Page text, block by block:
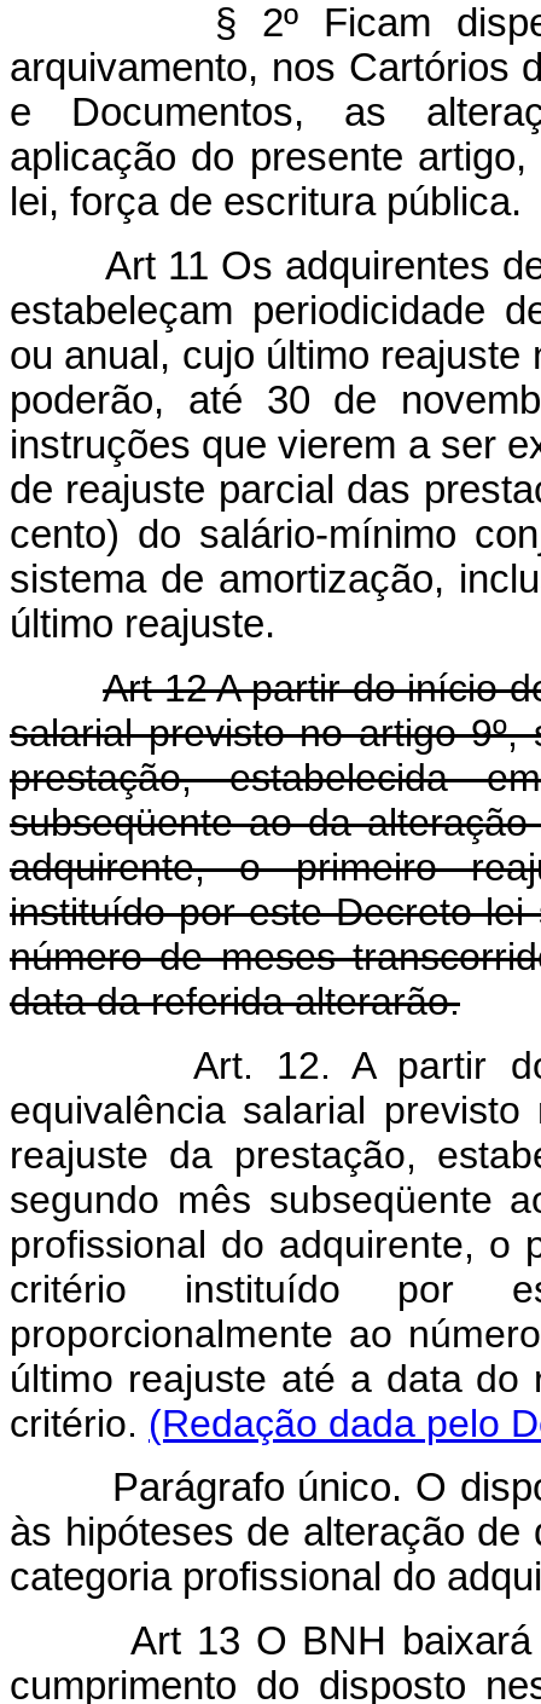
§ 2º Ficam
arquivamento, nos Cartórios
e Documentos, as
aplicação do presente
lei, força de escritura pública.
Art 11 Os adquirentes de
estabeleçam periodicidade
ou anual, cujo último
poderão, até 30 de
instruções que vierem a ser
de reajuste parcial das
cento) do salário-mínimo
sistema de amortização,
último reajuste.
Art 12 A partir do início
salarial previsto no artigo
prestação, estabelecida
subseqüente ao da
adquirente, o primeiro
instituído por este Decreto-
número de meses
data da referida alterarão.
Art. 12. A partir
equivalência salarial
reajuste da prestação,
segundo mês subseqüente
profissional do adquirente, o
critério instituído por
proporcionalmente ao
último reajuste até a data do
critério. (Redação dada pelo
Parágrafo único. O
às hipóteses de alteração
categoria profissional do
Art 13 O BNH baixará
cumprimento do disposto